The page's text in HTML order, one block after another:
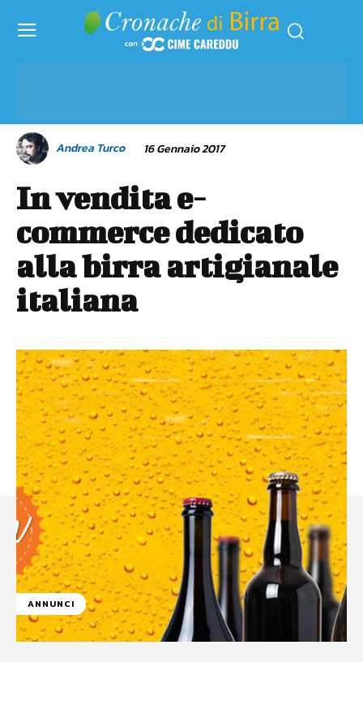
Andrea Turco 16 Gennaio 2017
In vendita e-
commerce dedicato
alla birra artigianale
italiana
ANNUNCI